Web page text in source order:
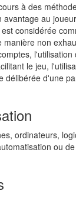
à des
au
considérée
manière non
le jeu,
délibérée d'une
ordinateurs,
ou